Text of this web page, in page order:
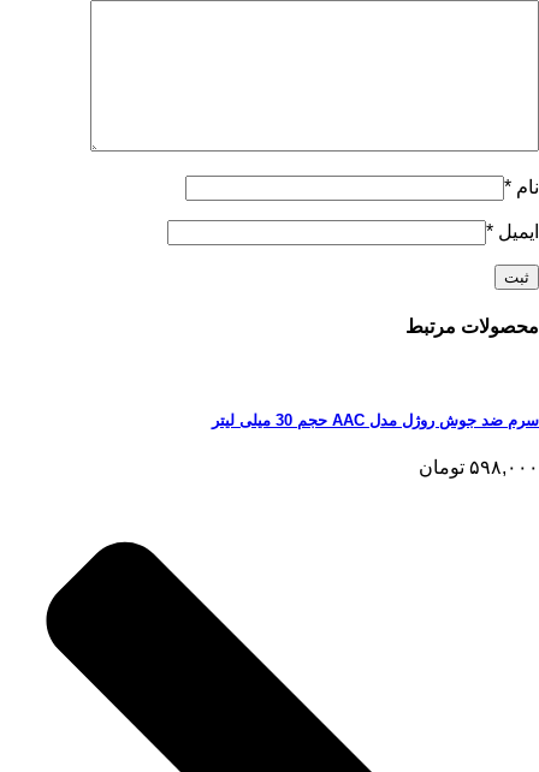
نام *
ایمیل *
محصولات مرتبط
سرم ضد جوش روژل مدل AAC حجم 30 میلی لیتر
۵۹۸,۰۰۰ تومان